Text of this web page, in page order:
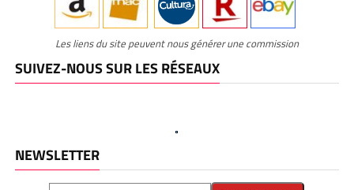
Les liens du site peuvent nous générer une commission
SUIVEZ-NOUS SUR LES RÉSEAUX
NEWSLETTER